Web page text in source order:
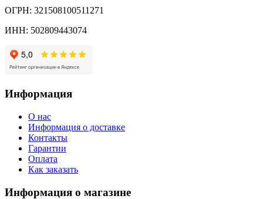
ОГРН: 321508100511271
ИНН: 502809443074
Информация
О нас
Информация о доставке
Контакты
Гарантии
Оплата
Как заказать
Информация о магазине